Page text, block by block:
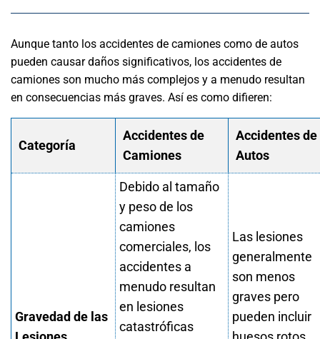
Aunque tanto los accidentes de camiones como de autos
pueden causar daños significativos, los accidentes de
camiones son mucho más complejos y a menudo resultan
en consecuencias más graves. Así es como difieren:
Categoría
Accidentes de
Camiones
Accidentes de
Autos
Gravedad de las
Debido al tamaño
y peso de los
camiones
comerciales, los
accidentes a
menudo resultan
en lesiones
catastróficas
Las lesiones
generalmente
son menos
graves pero
pueden incluir